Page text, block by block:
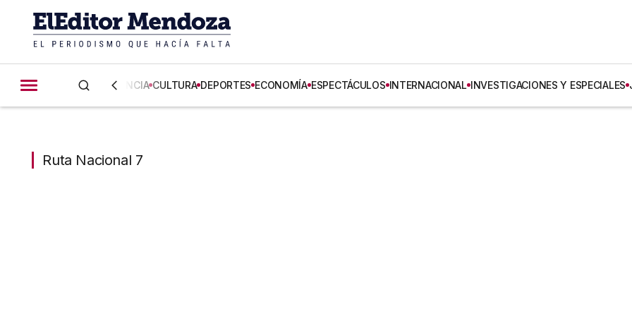
CIENCIA CULTURA DEPORTES ECONOMÍA ESPECTÁCULOS INTERNACIONAL INVESTIGACIONES Y ESPECIALES
Ruta Nacional 7